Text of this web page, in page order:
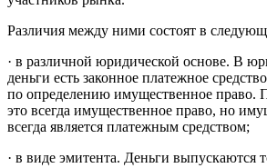
Различия между ними состоят в
· в различной юридической основе. В
деньги есть законное платежное
по определению имущественное право.
это всегда имущественное право, но
всегда является платежным средством;
· в виде эмитента. Деньги выпускаются